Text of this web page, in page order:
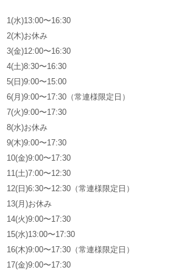
1(水)13:00〜16:30
2(木)お休み
3(金)12:00〜16:30
4(土)8:30〜16:30
5(日)9:00〜15:00
6(月)9:00〜17:30（常連様限定日）
7(火)9:00〜17:30
8(水)お休み
9(木)9:00〜17:30
10(金)9:00〜17:30
11(土)7:00〜12:30
12(日)6:30〜12:30（常連様限定日）
13(月)お休み
14(火)9:00〜17:30
15(水)13:00〜17:30
16(木)9:00〜17:30（常連様限定日）
17(金)9:00〜17:30